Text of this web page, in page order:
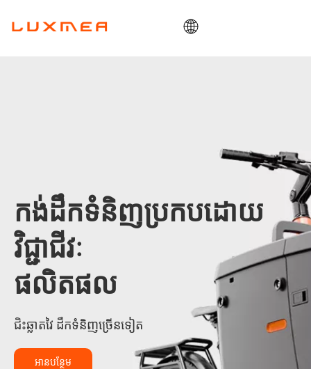
ទំនាក់ទំនង
កង់ដឹកទំនិញប្រកបដោយ
វិជ្ជាជីវៈ
ផលិតផល
ជិះឆ្លាតវៃ ដឹកទំនិញច្រើនទៀត
អានបន្ថែម